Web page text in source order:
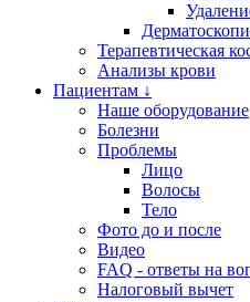
Терапевтическая
Анализы крови
Пациентам ↓
Наше оборудование
Болезни
Проблемы
Лицо
Волосы
Тело
Фото до и после
Видео
FAQ - ответы на
Налоговый вычет